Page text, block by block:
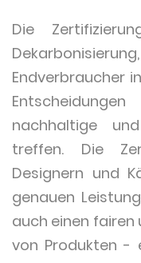
Die
Endverbraucher
nachhaltige
treffen. Die
Designern und
genauen
auch einen fairen
von Produkten -